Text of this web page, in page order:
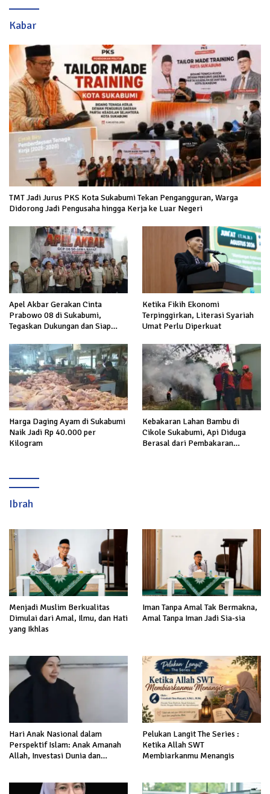
Kabar
TMT Jadi Jurus PKS Kota Sukabumi Tekan Pengangguran, Warga
Didorong Jadi Pengusaha hingga Kerja ke Luar Negeri
Apel Akbar Gerakan Cinta
Prabowo 08 di Sukabumi,
Tegaskan Dukungan dan Siap
Prabowo
Ketika Fikih Ekonomi
Terpinggirkan, Literasi Syariah
Umat Perlu Diperkuat
Harga Daging Ayam di Sukabumi
Naik Jadi Rp 40.000 per
Kilogram
Kebakaran Lahan Bambu di
Cikole Sukabumi, Api Diduga
Berasal dari Pembakaran
Ibrah
Menjadi Muslim Berkualitas
Dimulai dari Amal, Ilmu, dan Hati
yang Ikhlas
Iman Tanpa Amal Tak Bermakna,
Amal Tanpa Iman Jadi Sia-sia
Hari Anak Nasional dalam
Perspektif Islam: Anak Amanah
Allah, Investasi Dunia dan
Pelukan Langit The Series :
Ketika Allah SWT
Membiarkanmu Menangis